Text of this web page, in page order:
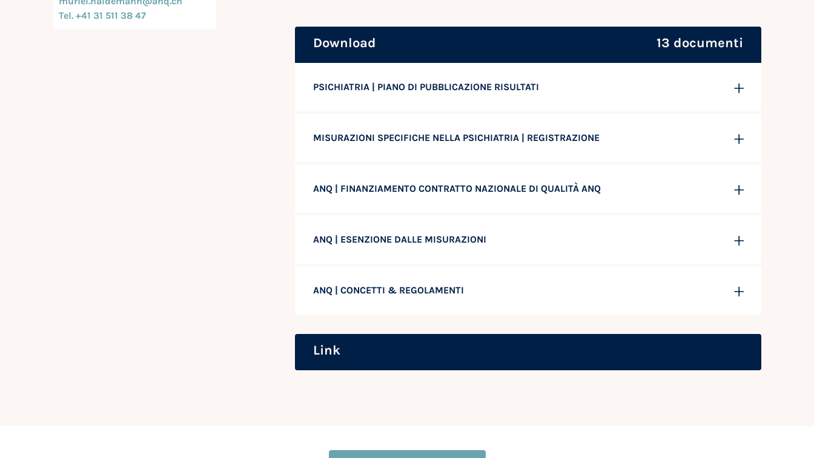
Tel. +41 31 511 38 47
Download 13 documenti
PSICHIATRIA | PIANO DI PUBBLICAZIONE RISULTATI
MISURAZIONI SPECIFICHE NELLA PSICHIATRIA | REGISTRAZIONE
ANQ | FINANZIAMENTO CONTRATTO NAZIONALE DI QUALITÀ ANQ
ANQ | ESENZIONE DALLE MISURAZIONI
ANQ | CONCETTI & REGOLAMENTI
Link